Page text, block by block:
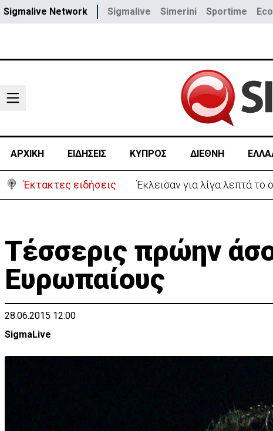
Sigmalive Network Sigmalive Simerini Sportime
ΑΡΧΙΚΗ ΕΙΔΗΣΕΙΣ ΚΥΠΡΟΣ ΔΙΕΘΝΗ
Έκτακτες ειδήσεις Αστυνομία: Ακυρώνονται 6
Τέσσερις πρώην
Ευρωπαίους
28.06.2015 12:00
SigmaLive